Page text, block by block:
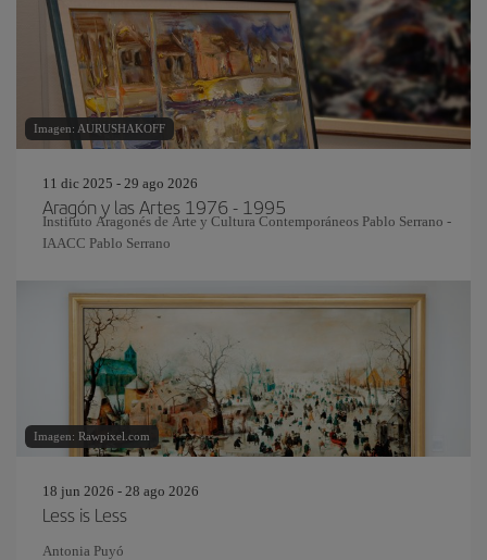
Imagen: AURUSHAKOFF
11 dic 2025 - 29 ago 2026
Aragón y las Artes 1976 - 1995
Instituto Aragonés de Arte y Cultura Contemporáneos Pablo Serrano -
IAACC Pablo Serrano
Imagen: Rawpixel.com
18 jun 2026 - 28 ago 2026
Less is Less
Antonia Puyó